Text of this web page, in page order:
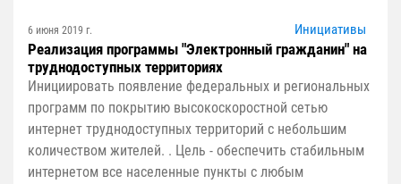
6 июня 2019 г. Инициативы
Реализация программы "Электронный гражданин" на
труднодоступных территориях
Инициировать появление федеральных и региональных
программ по покрытию высокоскоростной сетью
интернет труднодоступных территорий с небольшим
количеством жителей. . Цель - обеспечить стабильным
интернетом все населенные пункты с любым